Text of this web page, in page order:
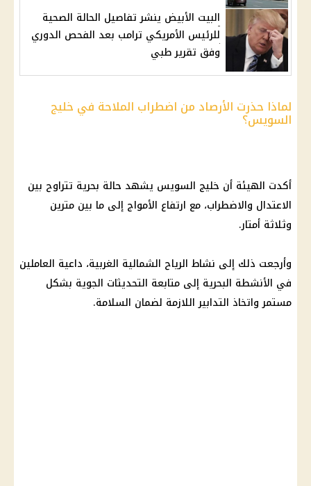
البيت الأبيض ينشر تفاصيل الحالة الصحية
للرئيس الأمريكي ترامب بعد الفحص الدوري
وفق تقرير طبي
لماذا حذرت الأرصاد من اضطراب الملاحة في خليج
السويس؟
أكدت الهيئة أن خليج السويس يشهد حالة بحرية تتراوح بين
الاعتدال والاضطراب، مع ارتفاع الأمواج إلى ما بين مترين
وثلاثة أمتار.
وأرجعت ذلك إلى نشاط الرياح الشمالية الغربية، داعية العاملين
في الأنشطة البحرية إلى متابعة التحديثات الجوية بشكل
مستمر واتخاذ التدابير اللازمة لضمان السلامة.